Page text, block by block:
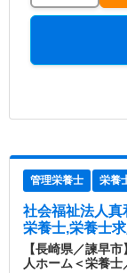
管理栄養士 栄養
社会福祉法人真
栄養士,栄養士
【長崎県／諫早
人ホーム＜栄養士